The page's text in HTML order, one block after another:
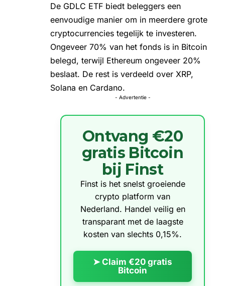
De GDLC ETF biedt beleggers een
eenvoudige manier om in meerdere grote
cryptocurrencies tegelijk te investeren.
Ongeveer 70% van het fonds is in Bitcoin
belegd, terwijl Ethereum ongeveer 20%
beslaat. De rest is verdeeld over XRP,
Solana en Cardano.
- Advertentie -
Ontvang €20
gratis Bitcoin
bij Finst
Finst is het snelst groeiende
crypto platform van
Nederland. Handel veilig en
transparant met de laagste
kosten van slechts 0,15%.
➤ Claim €20 gratis
Bitcoin